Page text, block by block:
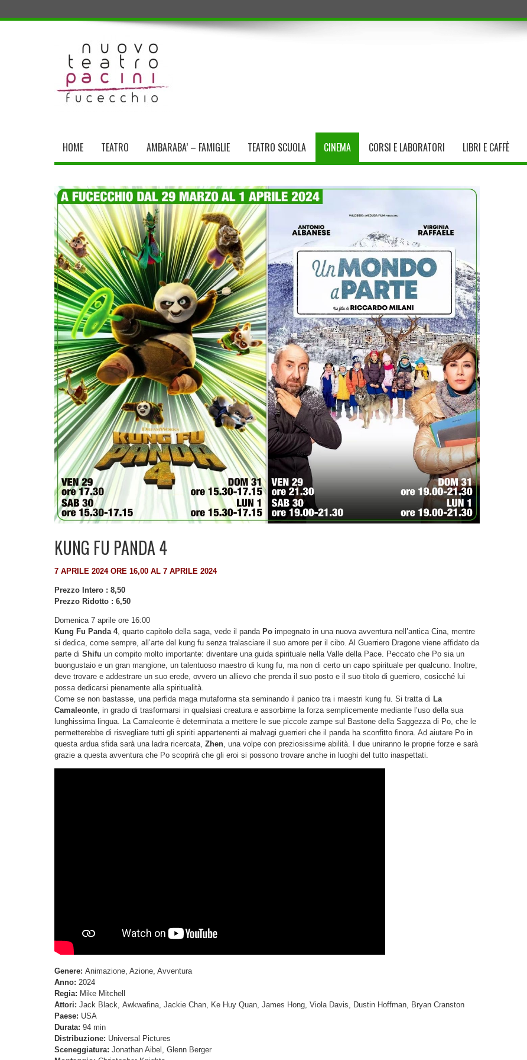
HOME TEATRO AMBARABA’ – FAMIGLIE TEATRO SCUOLA CINEMA CORSI E LABORATORI LIBRI E CAFFÈ
KUNG FU PANDA 4
7 APRILE 2024 ORE 16,00 AL 7 APRILE 2024
Prezzo Intero : 8,50
Prezzo Ridotto : 6,50
Domenica 7 aprile ore 16:00
Kung Fu Panda 4, quarto capitolo della saga, vede il panda Po impegnato in una nuova avventura nell’antica Cina, mentre
si dedica, come sempre, all’arte del kung fu senza tralasciare il suo amore per il cibo. Al Guerriero Dragone viene affidato da
parte di Shifu un compito molto importante: diventare una guida spirituale nella Valle della Pace. Peccato che Po sia un
buongustaio e un gran mangione, un talentuoso maestro di kung fu, ma non di certo un capo spirituale per qualcuno. Inoltre,
deve trovare e addestrare un suo erede, ovvero un allievo che prenda il suo posto e il suo titolo di guerriero, cosicché lui
possa dedicarsi pienamente alla spiritualità.
Come se non bastasse, una perfida maga mutaforma sta seminando il panico tra i maestri kung fu. Si tratta di La
Camaleonte, in grado di trasformarsi in qualsiasi creatura e assorbirne la forza semplicemente mediante l’uso della sua
lunghissima lingua. La Camaleonte è determinata a mettere le sue piccole zampe sul Bastone della Saggezza di Po, che le
permetterebbe di risvegliare tutti gli spiriti appartenenti ai malvagi guerrieri che il panda ha sconfitto finora. Ad aiutare Po in
questa ardua sfida sarà una ladra ricercata, Zhen, una volpe con preziosissime abilità. I due uniranno le proprie forze e sarà
grazie a questa avventura che Po scoprirà che gli eroi si possono trovare anche in luoghi del tutto inaspettati.
Genere: Animazione, Azione, Avventura
Anno: 2024
Regia: Mike Mitchell
Attori: Jack Black, Awkwafina, Jackie Chan, Ke Huy Quan, James Hong, Viola Davis, Dustin Hoffman, Bryan Cranston
Paese: USA
Durata: 94 min
Distribuzione: Universal Pictures
Sceneggiatura: Jonathan Aibel, Glenn Berger